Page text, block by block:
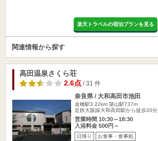
楽天トラベルの宿泊プランを見る
関連情報から探す
高田温泉さくら荘
2.6点/ 31 件
奈良県 / 大和高田市池田
金橋駅3.22km 築山駅737m
近鉄大阪線大和高田駅から徒歩20分
営業時間 10:30～18:30
入浴料金 500円～
日帰り お食事・食事処